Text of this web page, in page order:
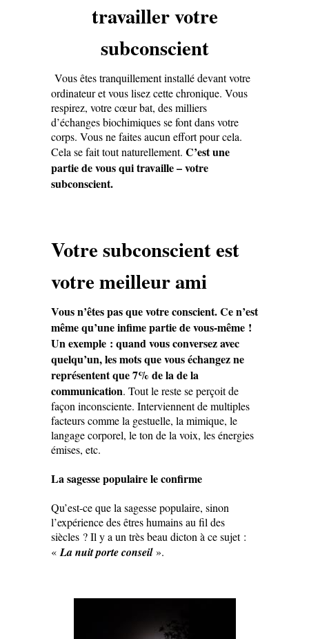
travailler votre
subconscient
Vous êtes tranquillement installé devant votre
ordinateur et vous lisez cette chronique. Vous
respirez, votre cœur bat, des milliers
d’échanges biochimiques se font dans votre
corps. Vous ne faites aucun effort pour cela.
Cela se fait tout naturellement. C’est une
partie de vous qui travaille – votre
subconscient.
Votre subconscient est
votre meilleur ami
Vous n’êtes pas que votre conscient. Ce n’est
même qu’une infime partie de vous-même !
Un exemple : quand vous conversez avec
quelqu’un, les mots que vous échangez ne
représentent que 7% de la de la
communication. Tout le reste se perçoit de
façon inconsciente. Interviennent de multiples
facteurs comme la gestuelle, la mimique, le
langage corporel, le ton de la voix, les énergies
émises, etc.
La sagesse populaire le confirme
Qu’est-ce que la sagesse populaire, sinon
l’expérience des êtres humains au fil des
siècles ? Il y a un très beau dicton à ce sujet :
«La nuit porte conseil».